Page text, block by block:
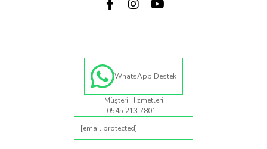
WhatsApp Destek
Müşteri Hizmetleri
0545 213 7801 -
[email protected]